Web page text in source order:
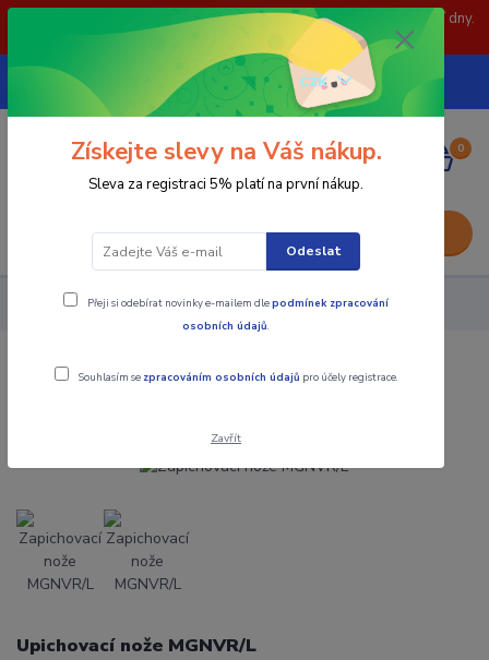
POZOR: 31.7 , 3.8 a 5.8- zavřeno. objednávky odešleme následující dny.
Děkujeme za pochopení.
CZK
739252246
(Po-Pá, 8-15 hod.)
0
0,00 Kč
Nástroje - Kovoobrábění Zapichovací nože MGNVR/L
Zapichovací nože MGNVR/L
Upichovací nože MGNVR/L
Získejte slevy na Váš nákup.
Sleva za registraci 5% platí na první nákup.
Odeslat
Přeji si odebírat novinky e-mailem dlepodmínek zpracování
osobních údajů.
Souhlasím se zpracováním osobních údajů pro účely registrace.
Zavřít